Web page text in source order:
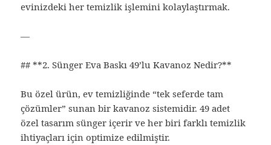
evinizdeki her temizlik işlemini kolaylaştırmak.
—
## **2. Sünger Eva Baskı 49’lu Kavanoz Nedir?**
Bu özel ürün, ev temizliğinde “tek seferde tam
çözümler” sunan bir kavanoz sistemidir. 49 adet
özel tasarım sünger içerir ve her biri farklı temizlik
ihtiyaçları için optimize edilmiştir.